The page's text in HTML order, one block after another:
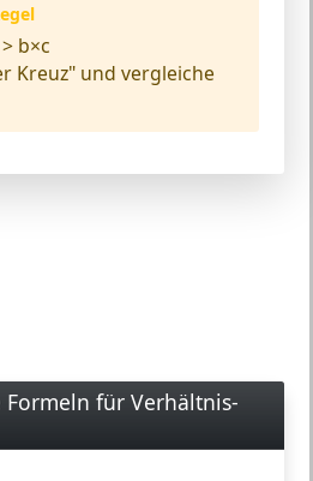
b×c
Kreuz" und vergleiche
Formeln für Verhältnis-